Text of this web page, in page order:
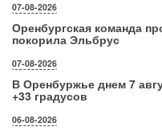
07-08-2026
Оренбургская команда
покорила Эльбрус
07-08-2026
В Оренбуржье днем 7
+33 градусов
06-08-2026